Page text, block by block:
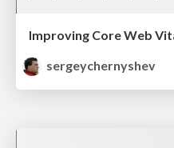
sergeychernyshev